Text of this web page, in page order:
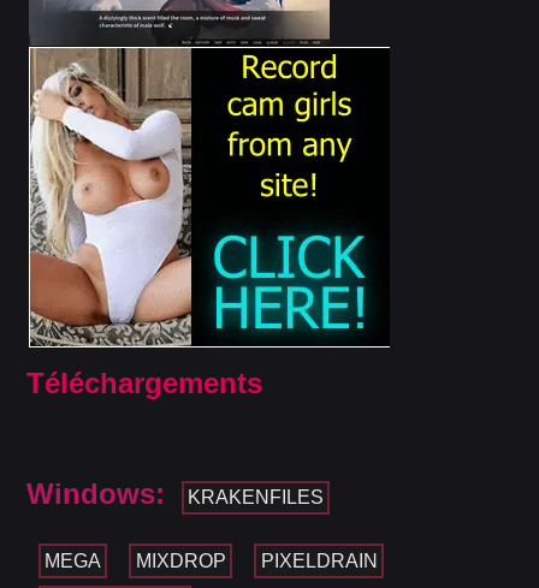
Téléchargements
Windows: KRAKENFILES
MEGA MIXDROP PIXELDRAIN